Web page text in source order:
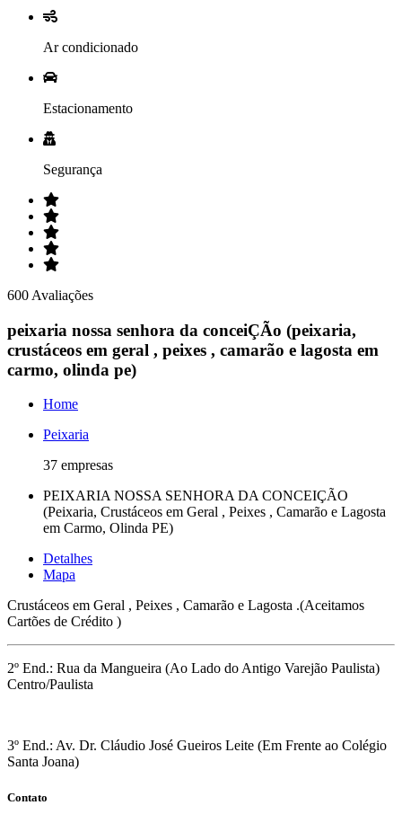
Ar condicionado
Estacionamento
Segurança
600 Avaliações
peixaria nossa senhora da conceiÇÃo (peixaria,
crustáceos em geral , peixes , camarão e lagosta em
carmo, olinda pe)
Home
Peixaria
37 empresas
PEIXARIA NOSSA SENHORA DA CONCEIÇÃO
(Peixaria, Crustáceos em Geral , Peixes , Camarão e Lagosta
em Carmo, Olinda PE)
Detalhes
Mapa
Crustáceos em Geral , Peixes , Camarão e Lagosta .(Aceitamos
Cartões de Crédito )
2º End.: Rua da Mangueira (Ao Lado do Antigo Varejão Paulista)
Centro/Paulista
3º End.: Av. Dr. Cláudio José Gueiros Leite (Em Frente ao Colégio
Santa Joana)
Contato